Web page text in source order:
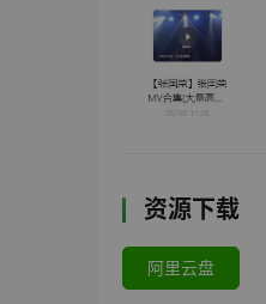
资源下载
阿里云盘